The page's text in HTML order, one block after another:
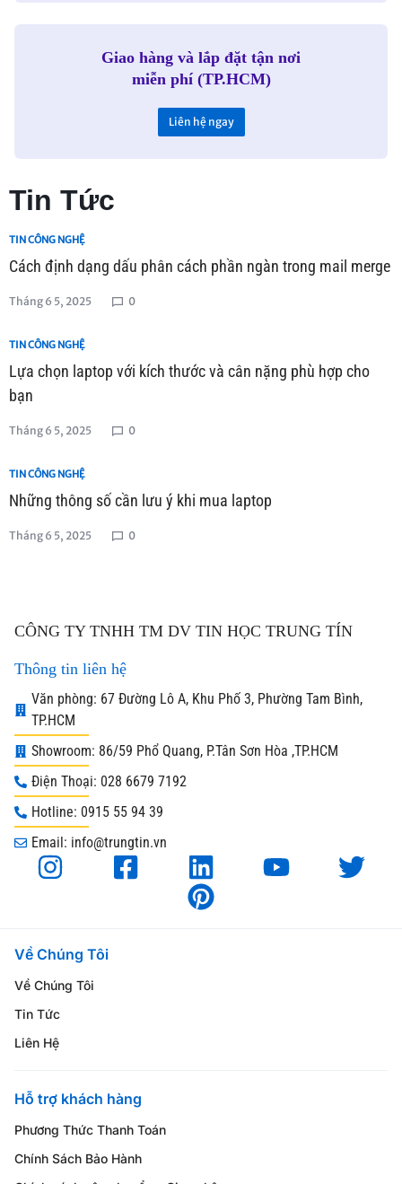
Giao hàng và lắp đặt tận nơi
miễn phí (TP.HCM)
Liên hệ ngay
Tin Tức
TIN CÔNG NGHỆ
Cách định dạng dấu phân cách phần ngàn trong mail merge
Tháng 6 5, 2025 0
TIN CÔNG NGHỆ
Lựa chọn laptop với kích thước và cân nặng phù hợp cho
bạn
Tháng 6 5, 2025 0
TIN CÔNG NGHỆ
Những thông số cần lưu ý khi mua laptop
Tháng 6 5, 2025 0
CÔNG TY TNHH TM DV TIN HỌC TRUNG TÍN
Thông tin liên hệ
Văn phòng: 67 Đường Lô A, Khu Phố 3, Phường Tam Bình,
TP.HCM
Showroom: 86/59 Phổ Quang, P.Tân Sơn Hòa ,TP.HCM
Điện Thoại: 028 6679 7192
Hotline: 0915 55 94 39
Email: info@trungtin.vn
Về Chúng Tôi
Về Chúng Tôi
Tin Tức
Liên Hệ
Hỗ trợ khách hàng
Phương Thức Thanh Toán
Chính Sách Bảo Hành